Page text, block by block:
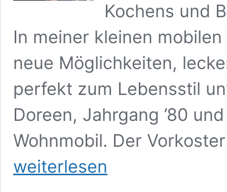
Kochens und
In meiner kleinen
neue Möglichkeiten,
perfekt zum Lebensstil
Doreen, Jahrgang ’80
Wohnmobil. Der
weiterlesen